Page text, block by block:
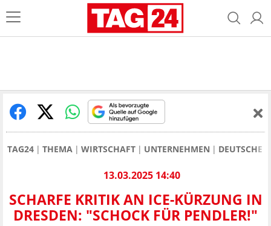
TAG24 THEMA WIRTSCHAFT UNTERNEHMEN DEUTSCHE
13.03.2025 14:40
SCHARFE KRITIK AN ICE-KÜRZUNG IN
DRESDEN: "SCHOCK FÜR PENDLER!"